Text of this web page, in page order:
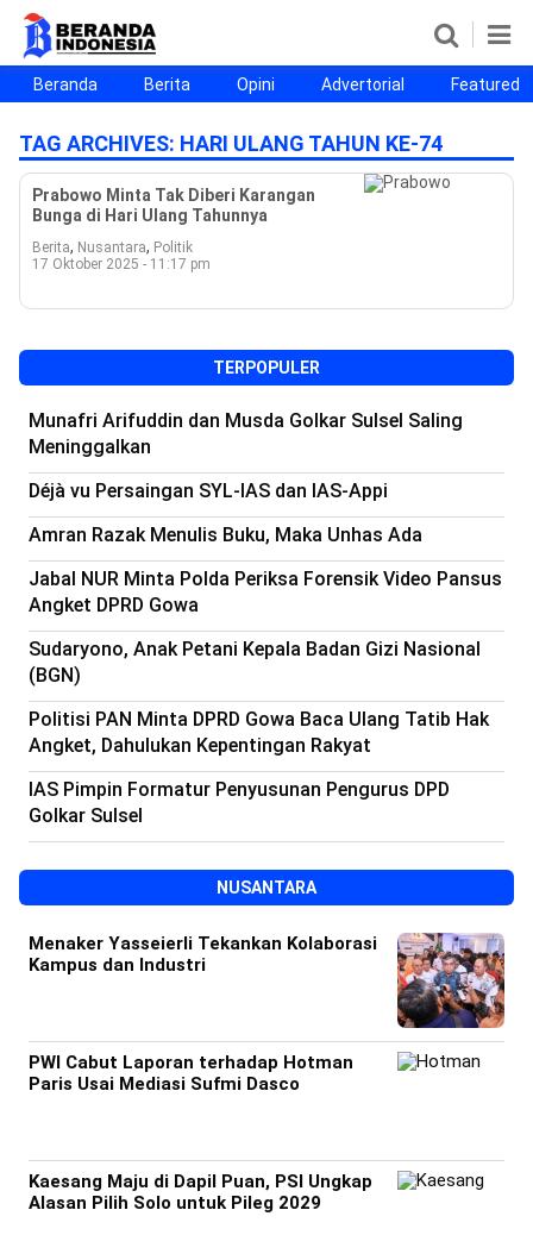
Beranda
Berita
Opini
Advertorial
Featured
Beranda25
SEGMEN
Nusantara
Jabodetabek
Sulselbar
Kota Makassar
©
Copyright
2026
Beranda
Indonesia
All
Right
Reserved
Beranda Berita Opini Advertorial Featured
TAG ARCHIVES: HARI ULANG TAHUN KE-74
Prabowo Minta Tak Diberi Karangan
Bunga di Hari Ulang Tahunnya
Berita, Nusantara, Politik
17 Oktober 2025 - 11:17 pm
TERPOPULER
Munafri Arifuddin dan Musda Golkar Sulsel Saling
Meninggalkan
Déjà vu Persaingan SYL-IAS dan IAS-Appi
Amran Razak Menulis Buku, Maka Unhas Ada
Jabal NUR Minta Polda Periksa Forensik Video Pansus
Angket DPRD Gowa
Sudaryono, Anak Petani Kepala Badan Gizi Nasional
(BGN)
Politisi PAN Minta DPRD Gowa Baca Ulang Tatib Hak
Angket, Dahulukan Kepentingan Rakyat
IAS Pimpin Formatur Penyusunan Pengurus DPD
Golkar Sulsel
NUSANTARA
Menaker Yasseierli Tekankan Kolaborasi
Kampus dan Industri
PWI Cabut Laporan terhadap Hotman
Paris Usai Mediasi Sufmi Dasco
Kaesang Maju di Dapil Puan, PSI Ungkap
Alasan Pilih Solo untuk Pileg 2029